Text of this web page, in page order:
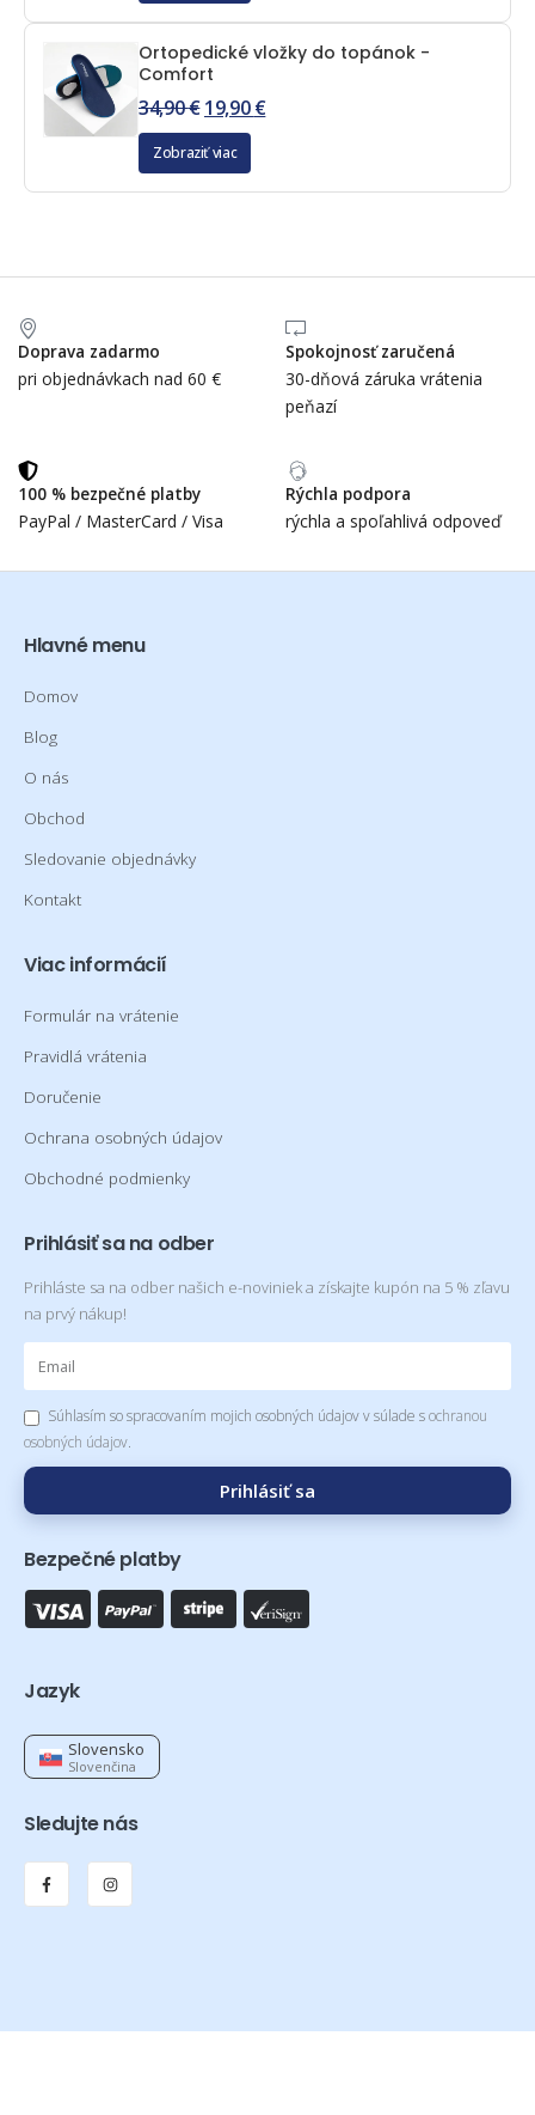
Ortopedické vložky do topánok -
Comfort
34,90€ 19,90€
Zobraziť viac
Doprava zadarmo
pri objednávkach nad 60 €
Spokojnosť zaručená
30-dňová záruka vrátenia
peňazí
100 % bezpečné platby
PayPal / MasterCard / Visa
Rýchla podpora
rýchla a spoľahlivá odpoveď
Hlavné menu
Domov
Blog
O nás
Obchod
Sledovanie objednávky
Kontakt
Viac informácií
Formulár na vrátenie
Pravidlá vrátenia
Doručenie
Ochrana osobných údajov
Obchodné podmienky
Prihlásiť sa na odber
Prihláste sa na odber našich e-noviniek a získajte kupón na 5 % zľavu
na prvý nákup!
Súhlasím so spracovaním mojich osobných údajov v súlade sochranou
osobných údajov.
Prihlásiť sa
Bezpečné platby
Jazyk
Slovensko
Slovenčina
Sledujte nás